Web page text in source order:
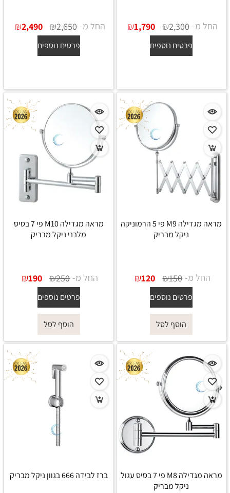
החל מ- ₪2,300
₪1,790
פרטים נוספים
החל מ- ₪2,650
₪2,490
פרטים נוספים
מראה מגדילה M9 פי 5 הרמוניקה
ניקל מבריק
החל מ- ₪150
₪120
פרטים נוספים
הוסף לסל
מראה מגדילה M10 פי 7 בסיס
מלבני ניקל מבריק
החל מ- ₪250
₪190
פרטים נוספים
הוסף לסל
מראה מגדילה M8 פי 7 בסיס עגול
ניקל מבריק
ברז לבידה 666 בגוון ניקל מבריק